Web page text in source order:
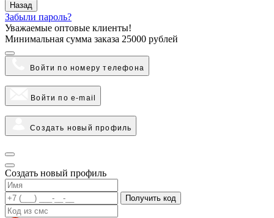
Назад
Забыли пароль?
Уважаемые оптовые клиенты!
Минимальная сумма заказа 25000 рублей
Войти по номеру телефона
Войти по e-mail
Создать новый профиль
Создать новый профиль
Получить код